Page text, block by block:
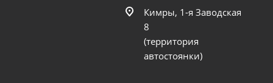
Кимры, 1-я Заводская
8
(территория
автостоянки)